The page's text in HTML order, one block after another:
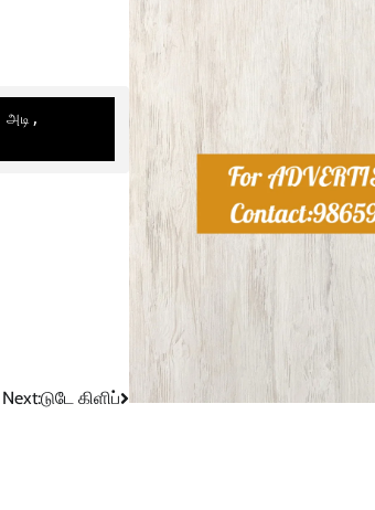
Next:டுடே கிளிப்